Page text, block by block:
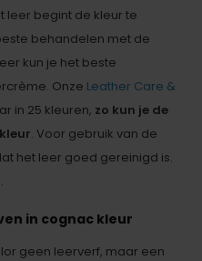
leer begint de kleur te
behandelen met de
kun je het beste
Onze Leather Care &
in 25 kleuren, zo kun je de
. Voor gebruik van de
het leer goed gereinigd is.
.
in cognac kleur
geen leerverf, maar een